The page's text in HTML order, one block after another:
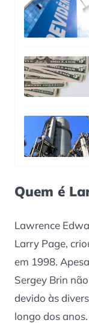
Quem é
Lawrence
Larry Page,
em 1998.
Sergey Brin
devido às
longo dos anos.